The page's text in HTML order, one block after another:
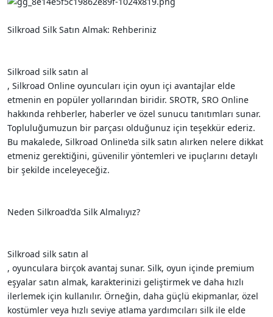
i
Silkroad Silk Satın Almak: Rehberiniz
Silkroad silk satın al
, Silkroad Online oyuncuları için oyun içi avantajlar elde
etmenin en popüler yollarından biridir. SROTR, SRO Online
hakkında rehberler, haberler ve özel sunucu tanıtımları sunar.
Topluluğumuzun bir parçası olduğunuz için teşekkür ederiz.
Bu makalede, Silkroad Online’da silk satın alırken nelere dikkat
etmeniz gerektiğini, güvenilir yöntemleri ve ipuçlarını detaylı
bir şekilde inceleyeceğiz.
Neden Silkroad’da Silk Almalıyız?
Silkroad silk satın al
, oyunculara birçok avantaj sunar. Silk, oyun içinde premium
eşyalar satın almak, karakterinizi geliştirmek ve daha hızlı
ilerlemek için kullanılır. Örneğin, daha güçlü ekipmanlar, özel
kostümler veya hızlı seviye atlama yardımcıları silk ile elde